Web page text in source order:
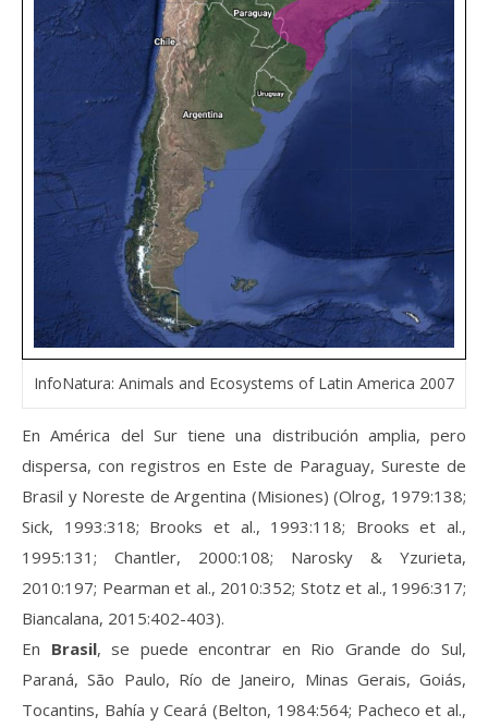
InfoNatura: Animals and Ecosystems of Latin America 2007
En América del Sur tiene una distribución amplia, pero
dispersa, con registros en Este de Paraguay, Sureste de
Brasil y Noreste de Argentina (Misiones) (Olrog, 1979:138;
Sick, 1993:318; Brooks et al., 1993:118; Brooks et al.,
1995:131; Chantler, 2000:108; Narosky & Yzurieta,
2010:197; Pearman et al., 2010:352; Stotz et al., 1996:317;
Biancalana, 2015:402-403).
En Brasil, se puede encontrar en Rio Grande do Sul,
Paraná, São Paulo, Río de Janeiro, Minas Gerais, Goiás,
Tocantins, Bahía y Ceará (Belton, 1984:564; Pacheco et al.,